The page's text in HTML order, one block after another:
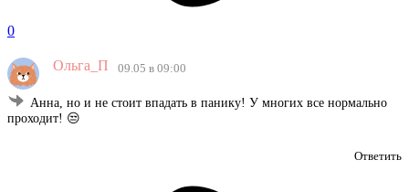
0
Ольга_П 09.05 в 09:00
Анна, но и не стоит впадать в панику! У многих все нормально
проходит! 😒
Ответить